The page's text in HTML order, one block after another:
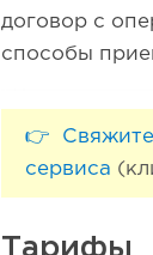
договор с
способы
👉
сервиса
Тарифы